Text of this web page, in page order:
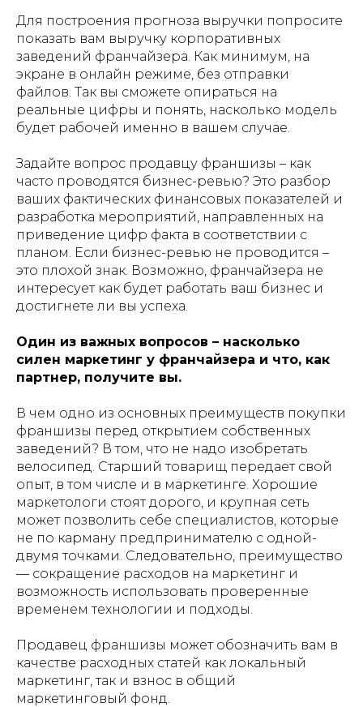
Для построения прогноза выручки попросите
показать вам выручку корпоративных
заведений франчайзера. Как минимум, на
экране в онлайн режиме, без отправки
файлов. Так вы сможете опираться на
реальные цифры и понять, насколько модель
будет рабочей именно в вашем случае.
Задайте вопрос продавцу франшизы – как
часто проводятся бизнес-ревью? Это разбор
ваших фактических финансовых показателей и
разработка мероприятий, направленных на
приведение цифр факта в соответствии с
планом. Если бизнес-ревью не проводится –
это плохой знак. Возможно, франчайзера не
интересует как будет работать ваш бизнес и
достигнете ли вы успеха.
Один из важных вопросов – насколько
силен маркетинг у франчайзера и что, как
партнер, получите вы.
В чем одно из основных преимуществ покупки
франшизы перед открытием собственных
заведений? В том, что не надо изобретать
велосипед. Старший товарищ передает свой
опыт, в том числе и в маркетинге. Хорошие
маркетологи стоят дорого, и крупная сеть
может позволить себе специалистов, которые
не по карману предпринимателю с одной-
двумя точками. Следовательно, преимущество
— сокращение расходов на маркетинг и
возможность использовать проверенные
временем технологии и подходы.
Продавец франшизы может обозначить вам в
качестве расходных статей как локальный
маркетинг, так и взнос в общий
маркетинговый фонд.